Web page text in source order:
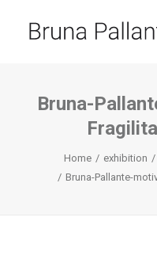
HOME
CONTACT
RICERCA
Bruna-
Home exhibition
Bruna-Pallante-